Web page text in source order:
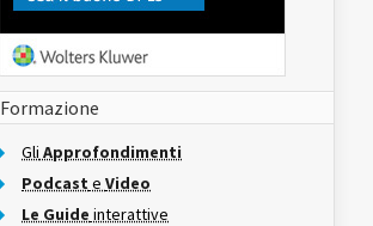
Formazione
Gli Approfondimenti
Podcast e Video
Le Guide interattive